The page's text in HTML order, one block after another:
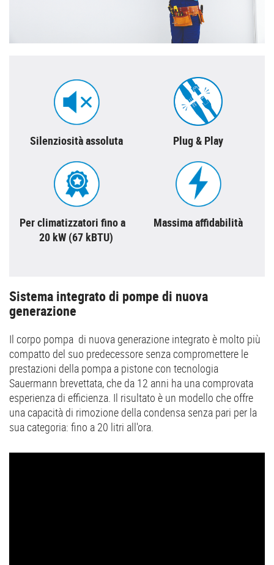
Silenziosità assoluta Plug & Play
Per climatizzatori fino a
20 kW (67 kBTU)
Massima affidabilità
Sistema integrato di pompe di nuova
generazione
Il corpo pompa di nuova generazione integrato è molto più
compatto del suo predecessore senza compromettere le
prestazioni della pompa a pistone con tecnologia
Sauermann brevettata, che da 12 anni ha una comprovata
esperienza di efficienza. Il risultato è un modello che offre
una capacità di rimozione della condensa senza pari per la
sua categoria: fino a 20 litri all'ora.